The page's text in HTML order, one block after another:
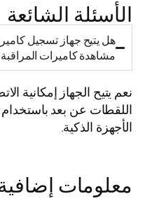
الأسئلة الشائعة
هل يتيح جهاز تسجيل
مشاهدة كاميرات
نعم يتيح الجهاز إمكانية
اللقطات عن بعد
الأجهزة الذكية.
معلومات